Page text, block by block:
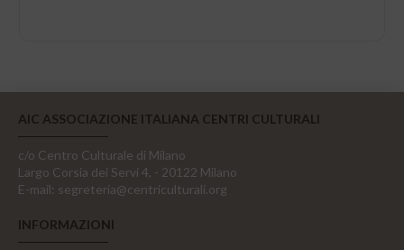
AIC ASSOCIAZIONE ITALIANA CENTRI CULTURALI
c/o Centro Culturale di Milano
Largo Corsia dei Servi 4, - 20122 Milano
E-mail: segreteria@centriculturali.org
INFORMAZIONI